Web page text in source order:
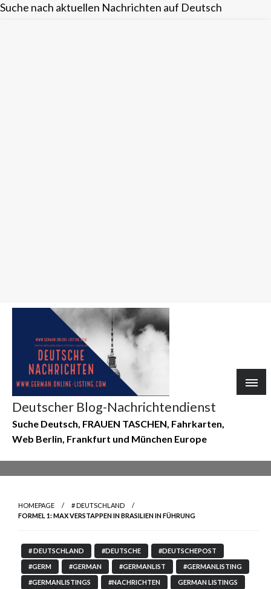
Suche nach aktuellen Nachrichten auf Deutsch
Deutscher Blog-Nachrichtendienst
Suche Deutsch, FRAUEN TASCHEN, Fahrkarten,
Web Berlin, Frankfurt und München Europe
HOMEPAGE
# DEUTSCHLAND
FORMEL 1: MAX VERSTAPPEN IN BRASILIEN IN FÜHRUNG
# DEUTSCHLAND #DEUTSCHE
#DEUTSCHEPOST
#GERM
#GERMAN #GERMANLIST
#GERMANLISTING
#GERMANLISTINGS
#NACHRICHTEN GERMAN LISTINGS